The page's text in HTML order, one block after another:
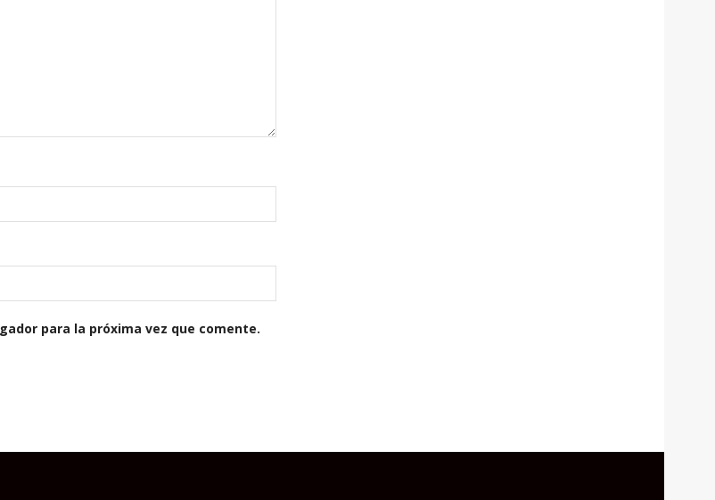
para la próxima vez que comente.